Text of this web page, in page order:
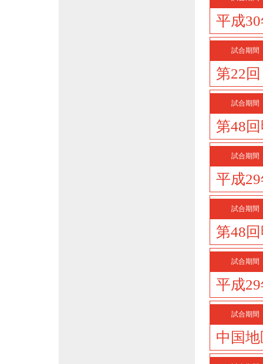
平成
試合期間
第22
試合期間
第48
試合期間
平成
試合期間
第48
試合期間
平成
試合期間
中国